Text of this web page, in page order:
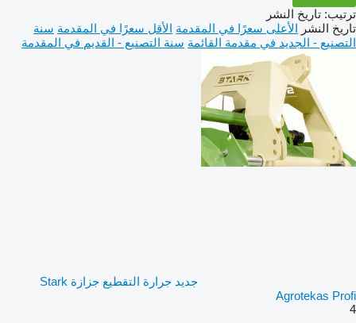
ترتيب: تاريخ النشر
تاريخ النشر الأعلى سعرًا في المقدمة الأقل سعرًا في المقدمة سنة
التصنيع - الجديد في مقدمة القائمة سنة التصنيع - القديم في المقدمة
جديد جرارة التقطيع جزازة Stark
Agrotekas Profi
4